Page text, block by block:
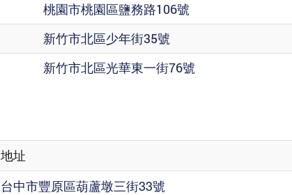
桃園市桃園區鹽務路106號
新竹市北區少年街35號
新竹市北區光華東一街76號
地址
台中市豐原區葫蘆墩三街33號